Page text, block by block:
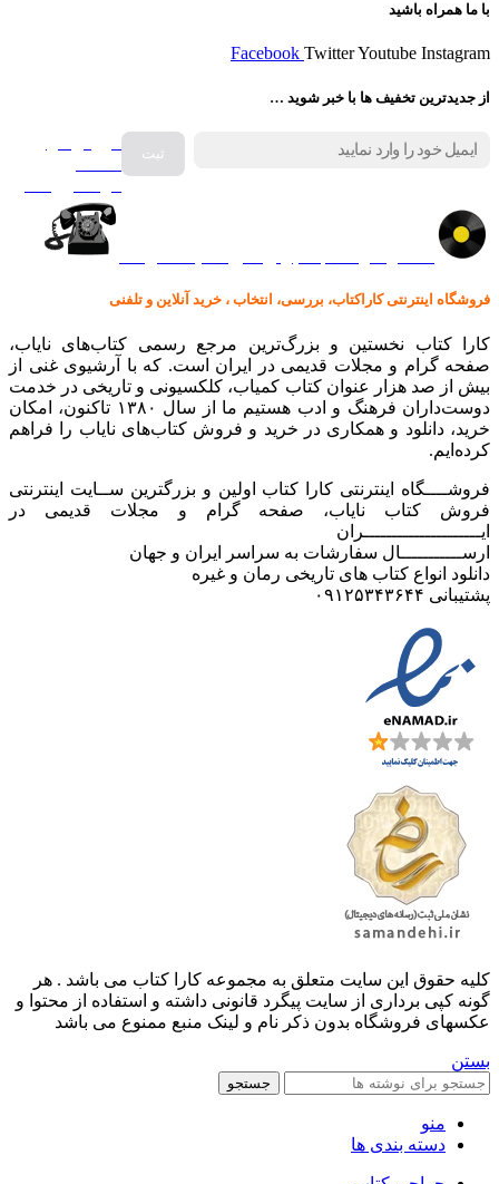
با ما همراه باشید
Facebook TwitterYoutube Instagram
از جدیدترین تخفیف ها با خبر شوید …
فروش انواع
فروشگاه اینترنتی کاراکتاب، بررسی، انتخاب ، خرید آنلاین و تلفنی
کارا کتاب نخستین و بزرگ‌ترین مرجع رسمی کتاب‌های نایاب،
صفحه گرام و مجلات قدیمی در ایران است. که با آرشیوی غنی از
بیش از صد هزار عنوان کتاب کمیاب، کلکسیونی و تاریخی در خدمت
دوست‌داران فرهنگ و ادب هستیم ما از سال ۱۳۸۰ تاکنون، امکان
خرید، دانلود و همکاری در خرید و فروش کتاب‌های نایاب را فراهم
کرده‌ایم.
فروشــــگاه اینترنتی کارا کتاب اولین و بزرگترین ســایت اینترنتی
فروش کتاب نایاب، صفحه گرام و مجلات قدیمی در
ایـــــــــــــــــــــران
ارســـــــــــال سفارشات به سراسر ایران و جهان
دانلود انواع کتاب های تاریخی رمان و غیره
پشتیبانی ۰۹۱۲۵۳۴۳۶۴۴
کليه حقوق اين سايت متعلق به مجموعه کارا کتاب می باشد . هر
گونه کپی برداری از سایت پیگرد قانونی داشته و استفاده از محتوا و
عکسهای فروشگاه بدون ذکر نام و لینک منبع ممنوع می باشد
بستن
جستجو
منو
دسته بندی ها